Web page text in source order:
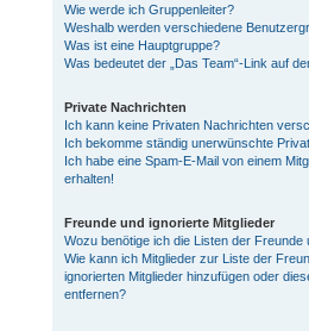
Wie werde ich Gruppenleiter?
Weshalb werden verschiedene
Was ist eine Hauptgruppe?
Was bedeutet der „Das Team“-Link auf
Private Nachrichten
Ich kann keine Privaten Nachrichten
Ich bekomme ständig unerwünschte
Ich habe eine Spam-E-Mail von einem
erhalten!
Freunde und ignorierte Mitglieder
Wozu benötige ich die Listen der Freunde
Wie kann ich Mitglieder zur Liste der
ignorierten Mitglieder hinzufügen oder
entfernen?